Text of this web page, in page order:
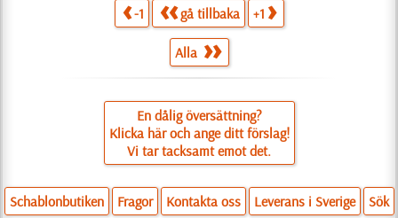
-1 gå tillbaka +1
Alla
En dålig översättning?
Klicka här och ange ditt förslag!
Vi tar tacksamt emot det.
Schablonbutiken Fragor Kontakta oss Leverans i Sverige Sök